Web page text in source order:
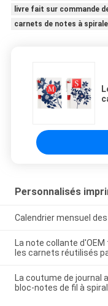
livre fait sur commande
carnets de notes à
Personnalisés
Calendrier mensuel
La note collante
les carnets réutilisés
La coutume de journal
bloc-notes de fil à